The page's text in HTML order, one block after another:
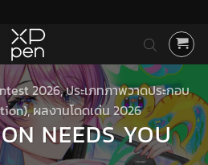
2026,ประเภทภาพวาดประกอบ
,ผลงานโดดเด่น 2026
NEEDS YOU